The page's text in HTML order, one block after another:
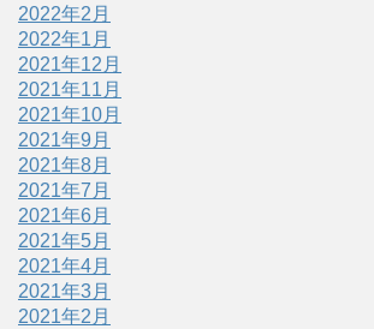
2022年2月
2022年1月
2021年12月
2021年11月
2021年10月
2021年9月
2021年8月
2021年7月
2021年6月
2021年5月
2021年4月
2021年3月
2021年2月